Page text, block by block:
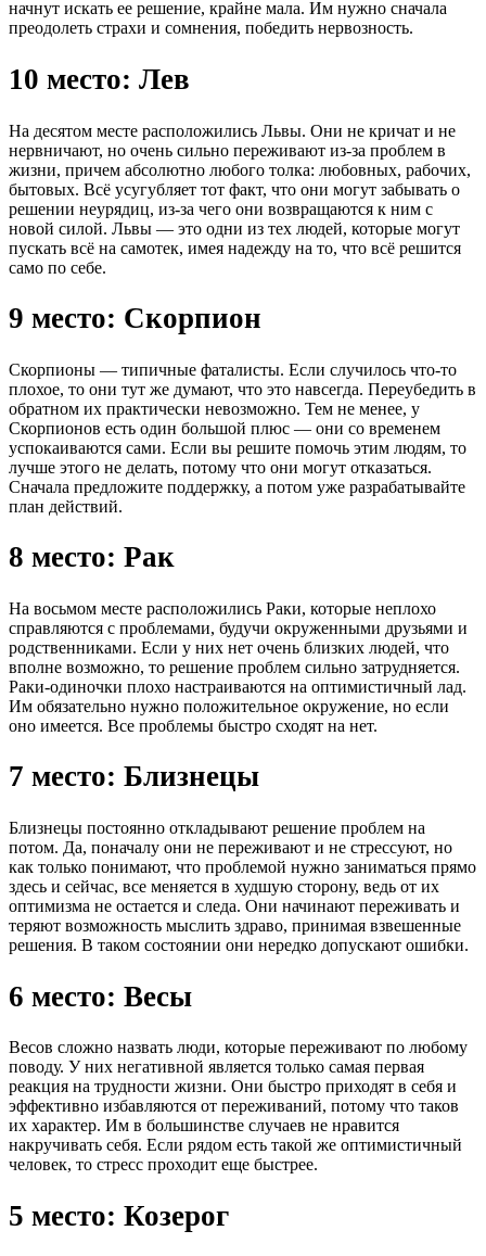
начнут искать ее решение, крайне мала. Им нужно сначала
преодолеть страхи и сомнения, победить нервозность.
10 место: Лев
На десятом месте расположились Львы. Они не кричат и не
нервничают, но очень сильно переживают из-за проблем в
жизни, причем абсолютно любого толка: любовных, рабочих,
бытовых. Всё усугубляет тот факт, что они могут забывать о
решении неурядиц, из-за чего они возвращаются к ним с
новой силой. Львы — это одни из тех людей, которые могут
пускать всё на самотек, имея надежду на то, что всё решится
само по себе.
9 место: Скорпион
Скорпионы — типичные фаталисты. Если случилось что-то
плохое, то они тут же думают, что это навсегда. Переубедить в
обратном их практически невозможно. Тем не менее, у
Скорпионов есть один большой плюс — они со временем
успокаиваются сами. Если вы решите помочь этим людям, то
лучше этого не делать, потому что они могут отказаться.
Сначала предложите поддержку, а потом уже разрабатывайте
план действий.
8 место: Рак
На восьмом месте расположились Раки, которые неплохо
справляются с проблемами, будучи окруженными друзьями и
родственниками. Если у них нет очень близких людей, что
вполне возможно, то решение проблем сильно затрудняется.
Раки-одиночки плохо настраиваются на оптимистичный лад.
Им обязательно нужно положительное окружение, но если
оно имеется. Все проблемы быстро сходят на нет.
7 место: Близнецы
Близнецы постоянно откладывают решение проблем на
потом. Да, поначалу они не переживают и не стрессуют, но
как только понимают, что проблемой нужно заниматься прямо
здесь и сейчас, все меняется в худшую сторону, ведь от их
оптимизма не остается и следа. Они начинают переживать и
теряют возможность мыслить здраво, принимая взвешенные
решения. В таком состоянии они нередко допускают ошибки.
6 место: Весы
Весов сложно назвать люди, которые переживают по любому
поводу. У них негативной является только самая первая
реакция на трудности жизни. Они быстро приходят в себя и
эффективно избавляются от переживаний, потому что таков
их характер. Им в большинстве случаев не нравится
накручивать себя. Если рядом есть такой же оптимистичный
человек, то стресс проходит еще быстрее.
5 место: Козерог